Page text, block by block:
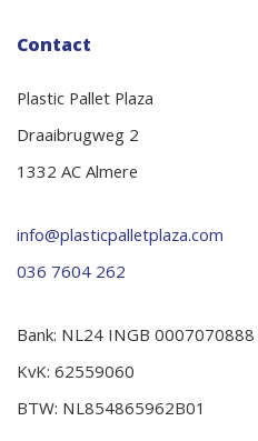
Contact
Plastic Pallet Plaza
Draaibrugweg 2
1332 AC Almere
info@plasticpalletplaza.com
036 7604 262
Bank: NL24 INGB 0007070888
KvK: 62559060
BTW: NL854865962B01